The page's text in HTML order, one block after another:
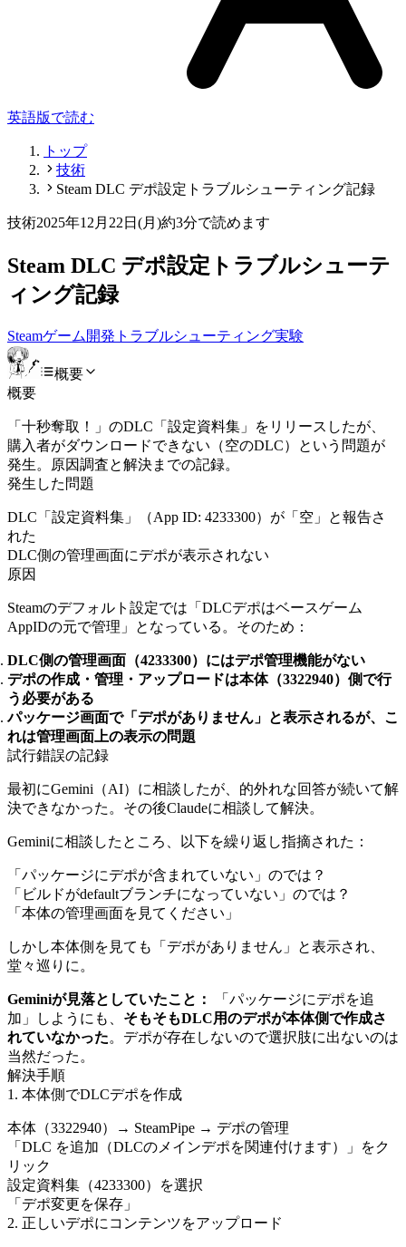
英語版で読む
トップ
技術
Steam DLC デポ設定トラブルシューティング記録
技術2025年12月22日(月)約3分で読めます
Steam DLC デポ設定トラブルシューテ
ィング記録
Steamゲーム開発 トラブルシューティング実験
概要
概要
「十秒奪取！」のDLC「設定資料集」をリリースしたが、
購入者がダウンロードできない（空のDLC）という問題が
発生。原因調査と解決までの記録。
発生した問題
DLC「設定資料集」（App ID: 4233300）が「空」と報告さ
れた
DLC側の管理画面にデポが表示されない
原因
Steamのデフォルト設定では「DLCデポはベースゲーム
AppIDの元で管理」となっている。そのため：
DLC側の管理画面（4233300）にはデポ管理機能がない
デポの作成・管理・アップロードは本体（3322940）側で行
う必要がある
パッケージ画面で「デポがありません」と表示されるが、こ
れは管理画面上の表示の問題
試行錯誤の記録
最初にGemini（AI）に相談したが、的外れな回答が続いて解
決できなかった。その後Claudeに相談して解決。
Geminiに相談したところ、以下を繰り返し指摘された：
「パッケージにデポが含まれていない」のでは？
「ビルドがdefaultブランチになっていない」のでは？
「本体の管理画面を見てください」
しかし本体側を見ても「デポがありません」と表示され、
堂々巡りに。
Geminiが見落としていたこと：
「パッケージにデポを追
加」しようにも、 そもそもDLC用のデポが本体側で作成さ
れていなかった。デポが存在しないので選択肢に出ないのは
当然だった。
解決手順
1. 本体側でDLCデポを作成
本体（3322940）→ SteamPipe → デポの管理
「DLC を追加（DLCのメインデポを関連付けます）」をク
リック
設定資料集（4233300）を選択
「デポ変更を保存」
2. 正しいデポにコンテンツをアップロード